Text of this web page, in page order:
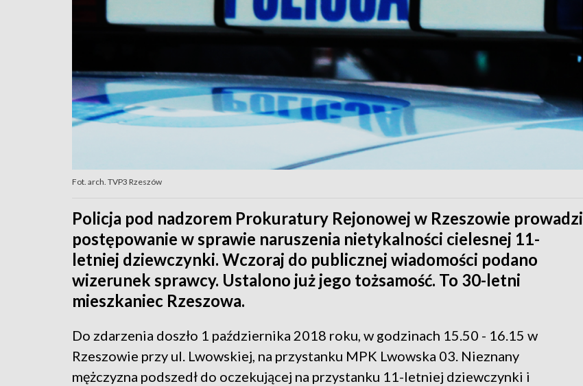
Fot. arch. TVP3 Rzeszów
Policja pod nadzorem Prokuratury Rejonowej w Rzeszowie prowadzi
postępowanie w sprawie naruszenia nietykalności cielesnej 11-
letniej dziewczynki. Wczoraj do publicznej wiadomości podano
wizerunek sprawcy. Ustalono już jego tożsamość. To 30-letni
mieszkaniec Rzeszowa.
Do zdarzenia doszło 1 października 2018 roku, w godzinach 15.50 - 16.15 w
Rzeszowie przy ul. Lwowskiej, na przystanku MPK Lwowska 03. Nieznany
mężczyzna podszedł do oczekującej na przystanku 11-letniej dziewczynki i